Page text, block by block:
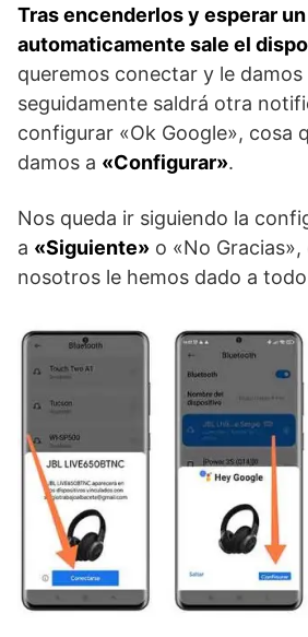
Tras encenderlos y esperar
automaticamente sale el
queremos conectar y le damos
seguidamente saldrá otra
configurar «Ok Google», cosa
damos a «Configurar».
Nos queda ir siguiendo la
a «Siguiente» o «No
nosotros le hemos dado a